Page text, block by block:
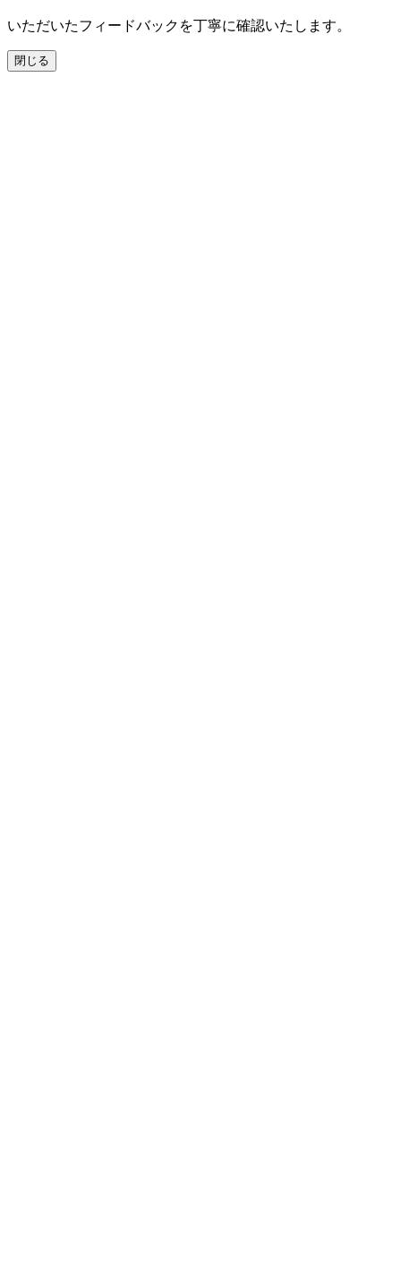
いただいたフィードバックを丁寧に確認いたします。
閉じる